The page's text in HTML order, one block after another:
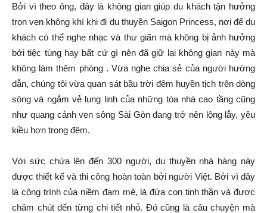
Bởi vì theo ông, đây là không gian giúp du khách tận hưởng
trọn vẹn không khí khi đi du thuyền Saigon Princess, nơi để du
khách có thể nghe nhạc và thư giãn mà không bị ảnh hưởng
bởi tiệc tùng hay bất cứ gì nên đã giữ lại không gian này mà
không làm thêm phòng . Vừa nghe chia sẻ của người hướng
dẫn, chúng tôi vừa quan sát bầu trời đêm huyền tịch trên dòng
sông và ngắm vẻ lung linh của những tòa nhà cao tầng cũng
như quang cảnh ven sông Sài Gòn đang trở nên lộng lẫy, yêu
kiều hơn trong đêm.
Với sức chứa lên đến 300 người, du thuyền nhà hàng này
được thiết kế và thi công hoàn toàn bởi người Việt. Bởi vì đây
là công trình của niềm đam mê, là đứa con tinh thần và được
chăm chút đến từng chi tiết nhỏ. Đó cũng là câu chuyện mà